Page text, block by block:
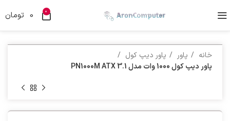
0
0 تومان
خانه پاور
پاور دیپ کول
پاور دیپ کول 1000 وات مدل PN1000M ATX 3.1